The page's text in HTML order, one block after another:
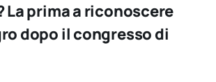
La prima a riconoscere
dopo il congresso di